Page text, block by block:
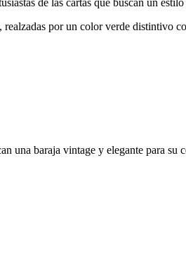
de las cartas que buscan un
por un color verde distintivo
una baraja vintage y elegante para su